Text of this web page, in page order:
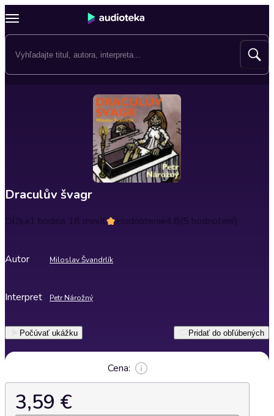
Draculův švagr
Dĺžka1 hodina 18 minút Hodnotenie4.8(5 hodnotení)
Autor Miloslav Švandrlík
Interpret Petr Nárožný
Počúvať ukážku Pridať do obľúbených
Cena:
3,59 €